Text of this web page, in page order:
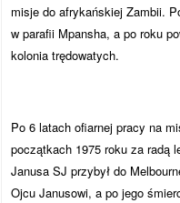
misje do afrykańskiej Zambii.
w parafii Mpansha, a po roku
kolonia trędowatych.
Po 6 latach ofiarnej pracy na
początkach 1975 roku za radą
Janusa SJ przybył do
Ojcu Janusowi, a po jego